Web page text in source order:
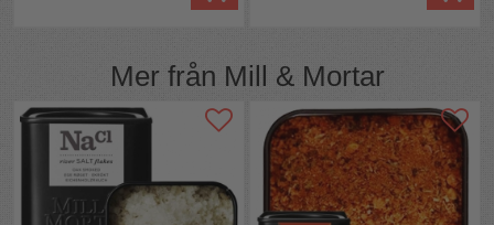
Mer från Mill & Mortar